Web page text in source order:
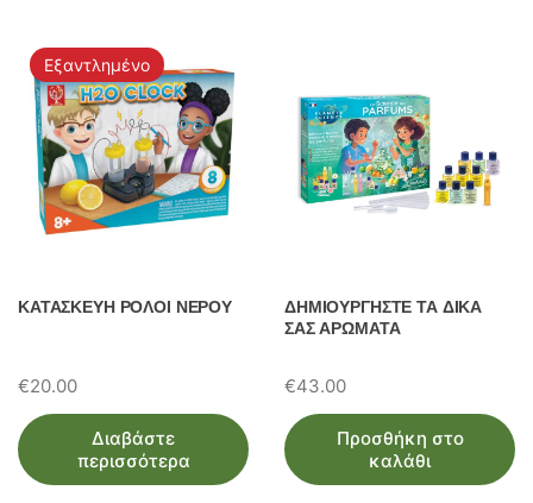
Εξαντλημένο
ΚΑΤΑΣΚΕΥΗ ΡΟΛΟΙ ΝΕΡΟΥ
€20.00
Διαβάστε
περισσότερα
ΔΗΜΙΟΥΡΓΗΣΤΕ ΤΑ ΔΙΚΑ
ΣΑΣ ΑΡΩΜΑΤΑ
€43.00
Προσθήκη στο
καλάθι